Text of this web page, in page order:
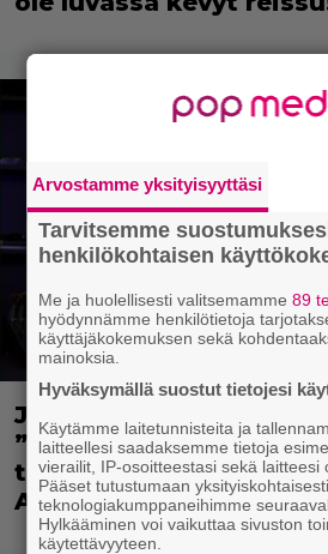
James Cameron
”viimeistä näytöstä” –
tekevänsä jatkossa
Avatar-elokuvia
Arvostamme yksityisyyttäsi
Tarvitsemme
henkilökohtaisen
Me ja huolellisesti valitsemamme89
hyödynnämme henkilötietoja
käyttäjäkokemuksen sekä
mainoksia.
Hyväksymällä suostut tietojesi
Käytämme laitetunnisteita ja
laitteellesi saadaksemme tietoja
vierailit, IP-osoitteestasi sekä laitteesi
Pääset tutustumaan
teknologiakumppaneihimme
Hylkääminen voi vaikuttaa sivuston
käytettävyyteen.